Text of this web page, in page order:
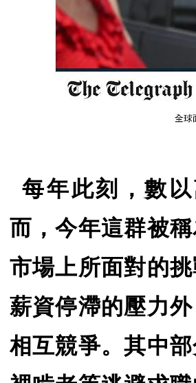
每年此刻，數
而，今年這群被
市場上所面對的
薪資停滯的壓力
相互競爭。其中